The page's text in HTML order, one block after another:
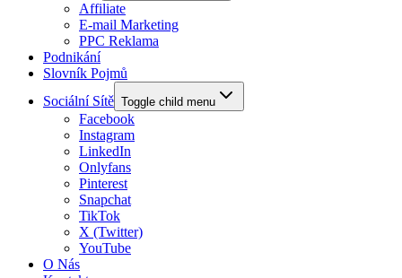
Affiliate
E-mail Marketing
PPC Reklama
Podnikání
Slovník Pojmů
Sociální Sítě Toggle child menu
Facebook
Instagram
LinkedIn
Onlyfans
Pinterest
Snapchat
TikTok
X (Twitter)
YouTube
O Nás